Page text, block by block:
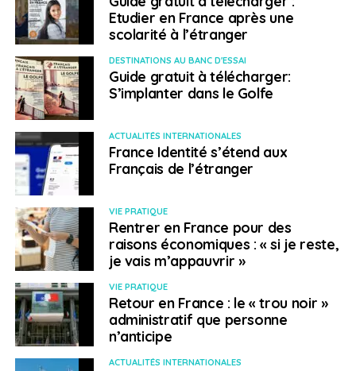
Etudier en France après une
scolarité à l’étranger
DESTINATIONS AU BANC D'ESSAI
Guide gratuit à télécharger:
S’implanter dans le Golfe
ACTUALITÉS INTERNATIONALES
France Identité s’étend aux
Français de l’étranger
VIE PRATIQUE
Rentrer en France pour des
raisons économiques : « si je reste,
je vais m’appauvrir »
VIE PRATIQUE
Retour en France : le « trou noir »
administratif que personne
n’anticipe
ACTUALITÉS INTERNATIONALES